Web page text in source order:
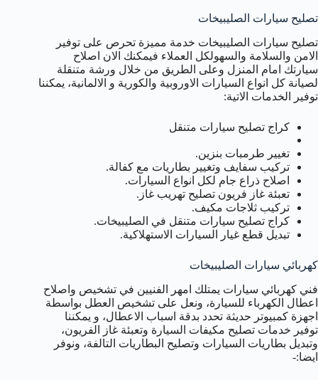
تصليح سيارات الصليبيخات
تصليح سيارات الصليبيخات خدمة مميزة تحرص على توفير
الامن والسلامة والسهولكل العملاء فيمكنك الان اصلاح
سيارتك امام المنزل وعلى الطريق من خلال ورشة متنقلة
لصيانة كل انواع السيارات الاوروبية والكورية و الالمانية، يمكننا
توفير الخدمات الاتية:
كراج تصليح سيارات متنقل
تغيير طرمبات بنزين.
تركيب سفايف وتغيير بطاريات مع كفالة.
اصلاح ذراع جام لكل انواع السيارات.
تعبئة غاز فريون تصليح تهريب غاز.
تركيب ثلاجات مكيف.
كراج تصليح سيارات متنقل في الصليبيخات.
تبديل قطع غيار السيارات الاستهلاكية.
كهربائي سيارات الصليبيخات
فني كهربائي سيارات يمتلك امهر الفنيين في تشخيص واصلاح
اعطال الكهرباء للسيارة، ونعل على تشخيص العطل بواسطة
اجهزة كمبيوتر حديثة تحدد بدقة اسباب الاعطال، و يمكننا
توفير خدمات تصليح مكيفات السيارة وتعبئة غاز الفريون،
وتبديل بطاريات السيارات وتصليح البطاريات التالفة، ونوفر
ايضا:-